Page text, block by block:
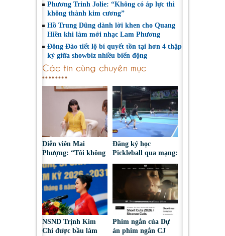
Phương Trinh Jolie: “Không có áp lực thì
không thành kim cương”
Hồ Trung Dũng dành lời khen cho Quang
Hiền khi làm mới nhạc Lam Phương
Đông Đào tiết lộ bí quyết tồn tại hơn 4 thập
kỷ giữa showbiz nhiều biến động
Các tin cùng chuyên mục
Diễn viên Mai
Phượng: “Tôi không
bao giờ hối hận về
những gì mình đã
chọn”
Đăng ký học
Pickleball qua mạng:
Nguy cơ bị chiếm
đoạt tài sản
NSND Trịnh Kim
Chi được bầu làm
Phim ngắn của Dự
án phim ngắn CJ